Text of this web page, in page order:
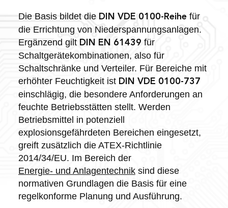
Die Basis bildet die DIN VDE 0100-Reihefür
die Errichtung von Niederspannungsanlagen.
Ergänzend gilt DIN EN 61439 für
Schaltgerätekombinationen, also für
Schaltschränke und Verteiler. Für Bereiche mit
erhöhter Feuchtigkeit ist DIN VDE 0100-737
einschlägig, die besondere Anforderungen an
feuchte Betriebsstätten stellt. Werden
Betriebsmittel in potenziell
explosionsgefährdeten Bereichen eingesetzt,
greift zusätzlich die ATEX-Richtlinie
2014/34/EU. Im Bereich der
Energie- und Anlagentechniksind diese
normativen Grundlagen die Basis für eine
regelkonforme Planung und Ausführung.